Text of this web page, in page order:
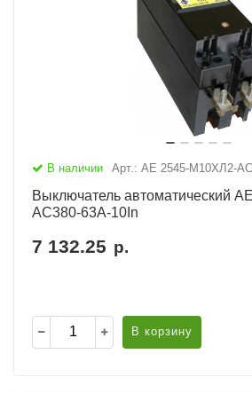
В наличии Арт.: АЕ 2545-М10ХЛ2-
Выключатель автоматический
AC380-63А-10In
7 132.25 р.
В корзину